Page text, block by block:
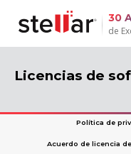
30
de
Volver al menú
Volver al menú
Volver al menú
Empresa
Volver al menú
Case Studies
Licencias de
Política de
Acuerdo de licencia